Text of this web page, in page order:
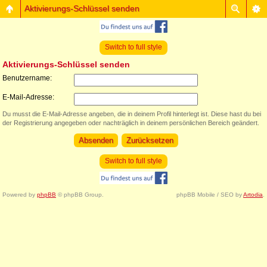
Aktivierungs-Schlüssel senden
Switch to full style
Aktivierungs-Schlüssel senden
Benutzername:
E-Mail-Adresse:
Du musst die E-Mail-Adresse angeben, die in deinem Profil hinterlegt ist. Diese hast du bei
der Registrierung angegeben oder nachträglich in deinem persönlichen Bereich geändert.
Switch to full style
Powered by phpBB © phpBB Group. phpBB Mobile / SEO byArtodia